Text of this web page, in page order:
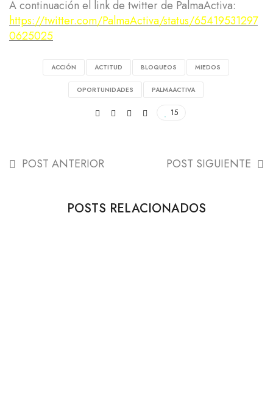
A continuación el link de twitter de PalmaActiva:
https://twitter.com/PalmaActiva/status/65419531297
0625025
ACCIÓN ACTITUD BLOQUEOS MIEDOS
OPORTUNIDADES PALMAACTIVA
15
POST ANTERIOR POST SIGUIENTE
POSTS RELACIONADOS